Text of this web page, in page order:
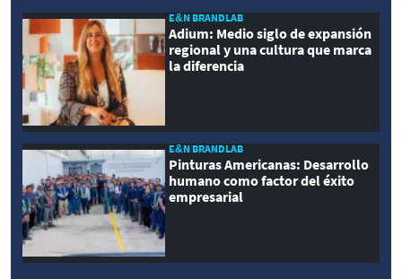
E&N BRANDLAB
Adium: Medio siglo de expansión
regional y una cultura que marca
la diferencia
E&N BRANDLAB
Pinturas Americanas: Desarrollo
humano como factor del éxito
empresarial